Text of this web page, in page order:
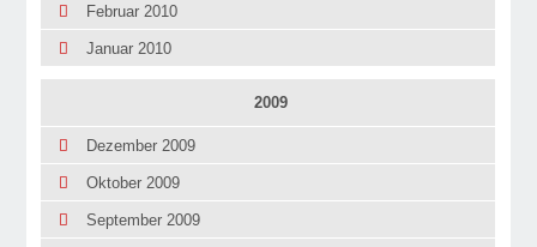
Februar 2010
Januar 2010
2009
Dezember 2009
Oktober 2009
September 2009